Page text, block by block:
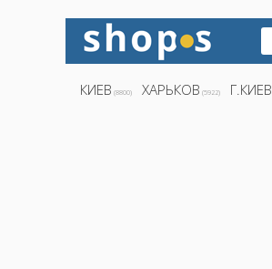
КИЕВ (8800) ХАРЬКОВ (5922) Г.КИЕВ